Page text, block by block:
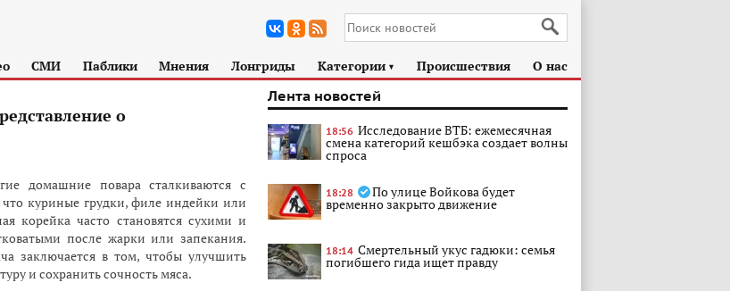
СМИ Паблики Мнения Лонгриды Категории ► Происшествия О нас
о
домашние повара сталкиваются с
что куриные грудки, филе индейки или
корейка часто становятся сухими и
после жарки или запекания.
заключается в том, чтобы улучшить
и сохранить сочность мяса.
Лента новостей
18:56 Исследование ВТБ: ежемесячная
смена категорий кешбэка создает волны
спроса
18:28 По улице Войкова будет
временно закрыто движение
18:14 Смертельный укус гадюки: семья
погибшего гида ищет правду